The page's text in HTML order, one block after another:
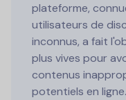
plateforme,
utilisateurs de
inconnus, a fait
plus vives pour
contenus
potentiels en